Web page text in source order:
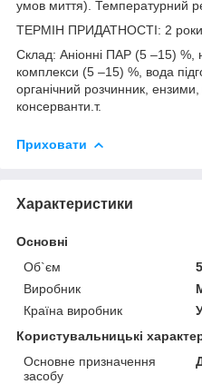
умов миття). Температурний
ТЕРМІН ПРИДАТНОСТІ: 2 роки
Склад: Аніонні ПАР (5 –15) %,
комплекси (5 –15) %, вода
органічний розчинник, ензими,
консерванти.т.
Приховати
Характеристики
Основні
Об`єм
Виробник
Країна виробник
Користувальницькі
Основне призначення
засобу